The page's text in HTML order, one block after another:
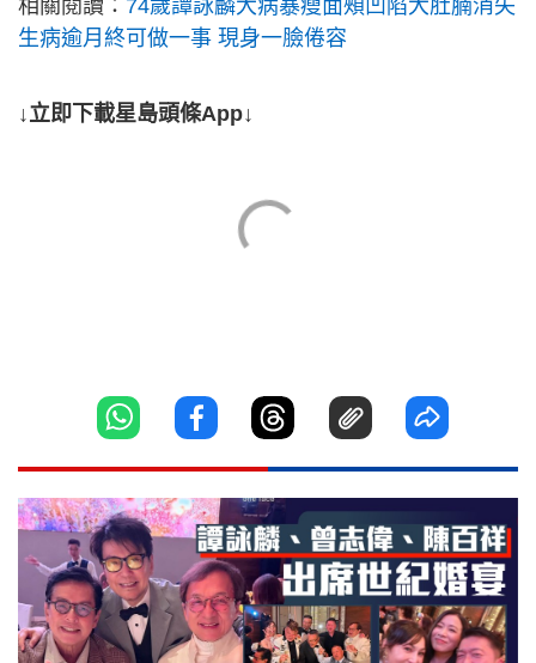
相關閱讀： 74歲譚詠麟大病暴瘦面頰凹陷大肚腩消失
生病逾月終可做一事 現身一臉倦容
↓立即下載星島頭條App↓